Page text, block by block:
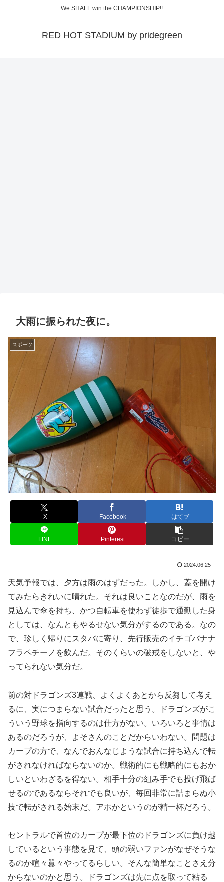
We SHALL win the CHAMPIONSHIP!!
RED HOT STADIUM by pridegreen
大雨に振られた夜に。
スポーツ
X Facebook はてブ
LINE Pinterest コピー
2024.06.25
天気予報では、夕方は雨のはずだった。しかし、蓋を開け
てみたらきれいに晴れた。それは良いことなのだが、雨を
見込んで傘を持ち、かつ自転車を使わず徒歩で通勤した身
としては、なんともやるせない気分がするのである。なの
で、珍しく帰りにスタバに寄り、先行販売のイチゴバナナ
フラペチーノを飲んだ。そのくらいの破戒をしないと、や
ってられない気分だ。
前の対ドラゴンズ3連戦、よくよくあとから反芻して考え
るに、実につまらない試合だったと思う。ドラゴンズがこ
ういう野球を指向するのは仕方がない。いろいろと事情は
あるのだろうが、よそさんのことだからいわない。問題は
カープの方で、なんでおんなじような試合に持ち込んで転
がされなければならないのか。戦術的にも戦略的にもおか
しいといわざるを得ない。相手十分の組み手でも投げ飛ば
せるのであるならそれでも良いが、毎回非常に詰まらぬ小
技で転がされる始末だ。アホかというのが精一杯だろう。
セントラルで首位のカープが最下位のドラゴンズに負け越
しているという事態を見て、頭の弱いファンがなぜそうな
るのか喧々囂々やってるらしい。そんな簡単なことさえ分
からないのかと思う。ドラゴンズは先に点を取って粘る